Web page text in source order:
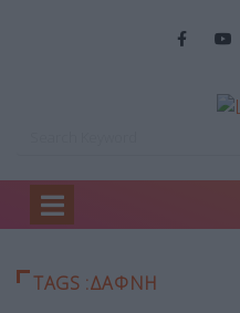
Home
TAGS :ΔΑΦΝΗ